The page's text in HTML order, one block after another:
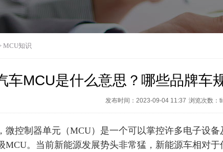
MCU知识
车MCU是什么意思？哪些品牌车
发布时间：2023-09-04 11:37 浏览次数：
微控制器单元（MCU）是一个可以掌控许多电子设备
MCU。当前新能源发展势头非常猛，新能源车相对